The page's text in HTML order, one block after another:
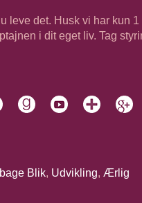
leve det. Husk vi har kun
i dit eget liv. Tag
Blik, Udvikling, Ærlig